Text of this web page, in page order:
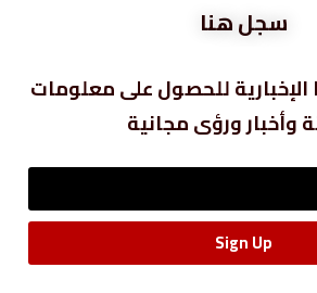
سجل هنا
للحصول على معلومات
وأخبار ورؤى مجانية
Sign Up